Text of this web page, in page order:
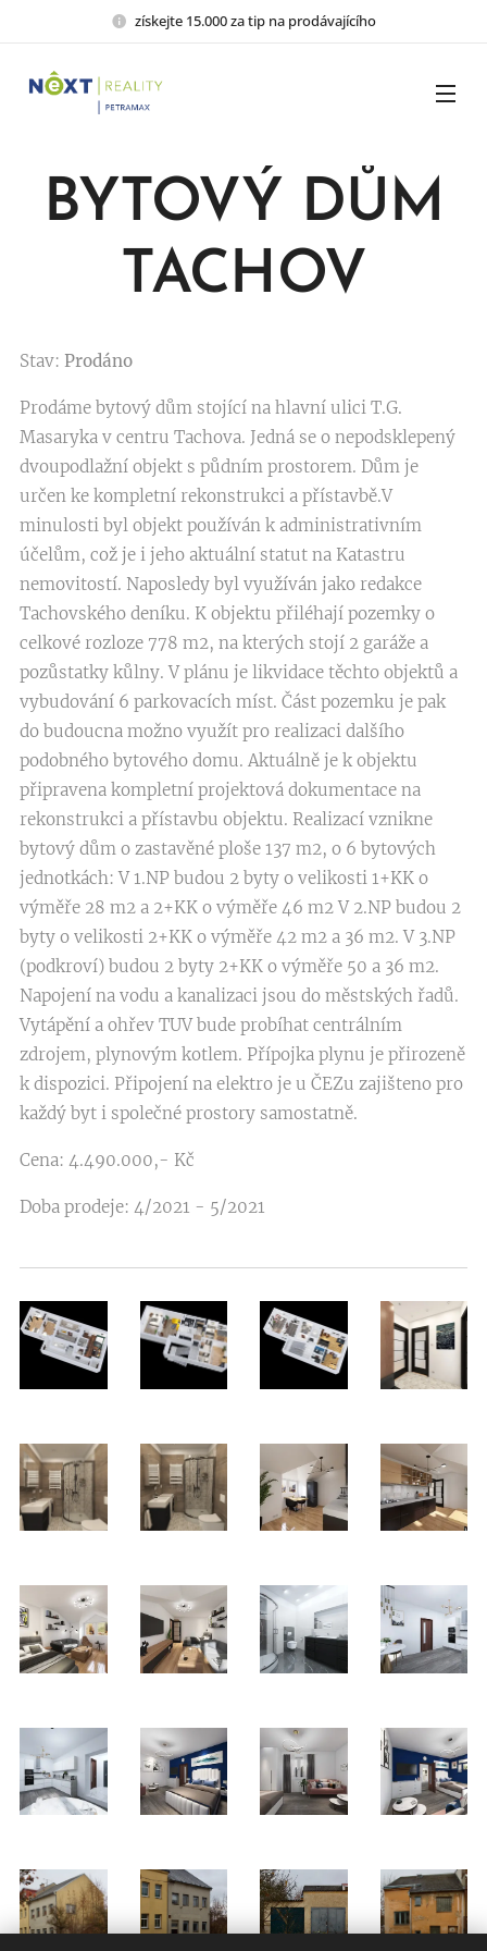
získejte 15.000 za tip na prodávajícího
BYTOVÝ DŮM
TACHOV
Stav: Prodáno
Prodáme bytový dům stojící na hlavní ulici T.G.
Masaryka v centru Tachova. Jedná se o nepodsklepený
dvoupodlažní objekt s půdním prostorem. Dům je
určen ke kompletní rekonstrukci a přístavbě.V
minulosti byl objekt používán k administrativním
účelům, což je i jeho aktuální statut na Katastru
nemovitostí. Naposledy byl využíván jako redakce
Tachovského deníku. K objektu přiléhají pozemky o
celkové rozloze 778 m2, na kterých stojí 2 garáže a
pozůstatky kůlny. V plánu je likvidace těchto objektů a
vybudování 6 parkovacích míst. Část pozemku je pak
do budoucna možno využít pro realizaci dalšího
podobného bytového domu. Aktuálně je k objektu
připravena kompletní projektová dokumentace na
rekonstrukci a přístavbu objektu. Realizací vznikne
bytový dům o zastavěné ploše 137 m2, o 6 bytových
jednotkách: V 1.NP budou 2 byty o velikosti 1+KK o
výměře 28 m2 a 2+KK o výměře 46 m2 V 2.NP budou 2
byty o velikosti 2+KK o výměře 42 m2 a 36 m2. V 3.NP
(podkroví) budou 2 byty 2+KK o výměře 50 a 36 m2.
Napojení na vodu a kanalizaci jsou do městských řadů.
Vytápění a ohřev TUV bude probíhat centrálním
zdrojem, plynovým kotlem. Přípojka plynu je přirozeně
k dispozici. Připojení na elektro je u ČEZu zajišteno pro
každý byt i společné prostory samostatně.
Cena: 4.490.000,- Kč
Doba prodeje: 4/2021 - 5/2021